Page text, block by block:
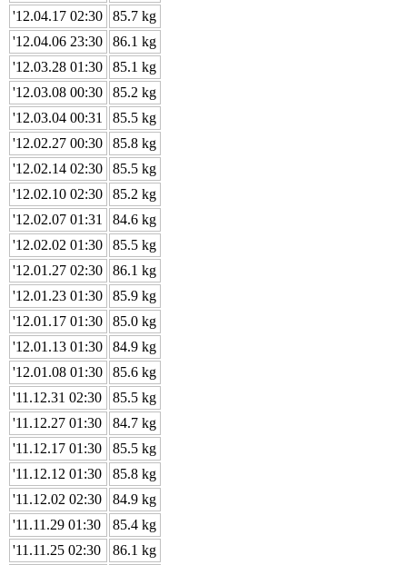
'12.04.17 02:30
85.7 kg
'12.04.06 23:30
86.1 kg
'12.03.28 01:30
85.1 kg
'12.03.08 00:30
85.2 kg
'12.03.04 00:31
85.5 kg
'12.02.27 00:30
85.8 kg
'12.02.14 02:30
85.5 kg
'12.02.10 02:30
85.2 kg
'12.02.07 01:31
84.6 kg
'12.02.02 01:30
85.5 kg
'12.01.27 02:30
86.1 kg
'12.01.23 01:30
85.9 kg
'12.01.17 01:30
85.0 kg
'12.01.13 01:30
84.9 kg
'12.01.08 01:30
85.6 kg
'11.12.31 02:30
85.5 kg
'11.12.27 01:30
84.7 kg
'11.12.17 01:30
85.5 kg
'11.12.12 01:30
85.8 kg
'11.12.02 02:30
84.9 kg
'11.11.29 01:30
85.4 kg
'11.11.25 02:30
86.1 kg